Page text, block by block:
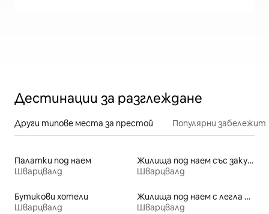
Дестинации за разглеждане
Други типове места за престой Популярни
Палатки под наем
Шварцвалд
Жилища под наем със закуска
Шварцвалд
Бутикови хотели
Шварцвалд
Жилища под наем с легла с достъпна височина
Шварцвалд